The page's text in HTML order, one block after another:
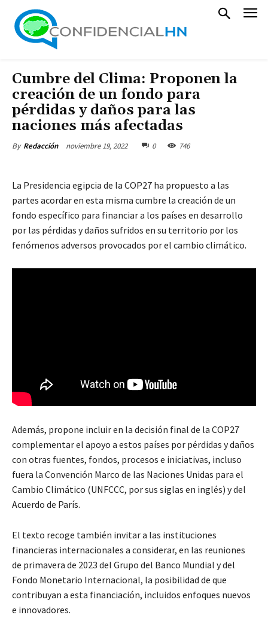
Cumbre del Clima: Proponen la
creación de un fondo para
pérdidas y daños para las
naciones más afectadas
By Redacción noviembre 19, 2022 0 746
La Presidencia egipcia de la COP27 ha propuesto a las
partes acordar en esta misma cumbre la creación de un
fondo específico para financiar a los países en desarrollo
por las pérdidas y daños sufridos en su territorio por los
fenómenos adversos provocados por el cambio climático.
Además, propone incluir en la decisión final de la COP27
complementar el apoyo a estos países por pérdidas y daños
con otras fuentes, fondos, procesos e iniciativas, incluso
fuera la Convención Marco de las Naciones Unidas para el
Cambio Climático (UNFCCC, por sus siglas en inglés) y del
Acuerdo de París.
El texto recoge también invitar a las instituciones
financieras internacionales a considerar, en las reuniones
de primavera de 2023 del Grupo del Banco Mundial y del
Fondo Monetario Internacional, la posibilidad de que
contribuyan a esta financiación, incluidos enfoques nuevos
e innovadores.